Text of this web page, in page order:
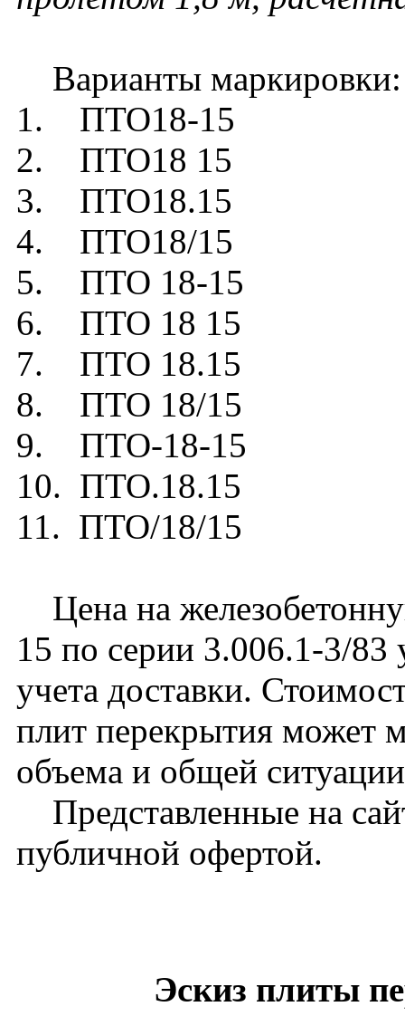
Варианты маркировки:
1. ПТО18-15
2. ПТО18 15
3. ПТО18.15
4. ПТО18/15
5. ПТО 18-15
6. ПТО 18 15
7. ПТО 18.15
8. ПТО 18/15
9. ПТО-18-15
10. ПТО.18.15
11. ПТО/18/15
Цена на
15 по серии 3.006.1-3/83
учета доставки.
плит перекрытия может
объема и общей
Представленные на
публичной офертой.
Эскиз плиты